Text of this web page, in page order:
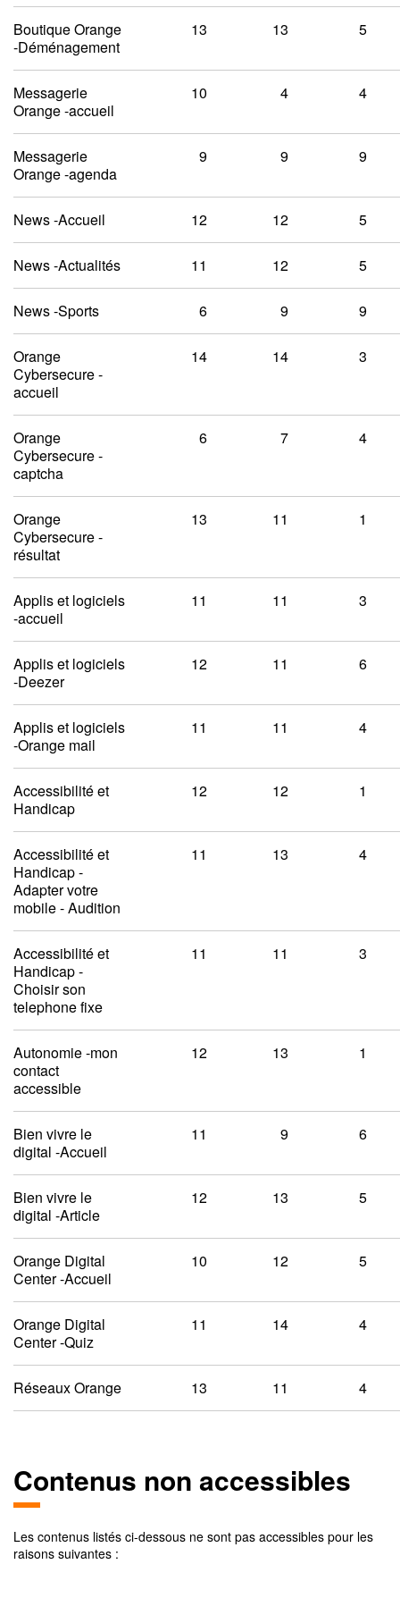
Boutique Orange
-Déménagement
13 13 5
Messagerie
Orange -accueil
10 4 4
Messagerie
Orange -agenda
9 9 9
News -Accueil 12 12 5
News -Actualités 11 12 5
News -Sports 6 9 9
Orange
Cybersecure -
accueil
14 14 3
Orange
Cybersecure -
captcha
6 7 4
Orange
Cybersecure -
résultat
13 11 1
Applis et logiciels
-accueil
11 11 3
Applis et logiciels
-Deezer
12 11 6
Applis et logiciels
-Orange mail
11 11 4
Accessibilité et
Handicap
12 12 1
Accessibilité et
Handicap -
Adapter votre
mobile - Audition
11 13 4
Accessibilité et
Handicap -
Choisir son
telephone fixe
11 11 3
Autonomie -mon
contact
accessible
12 13 1
Bien vivre le
digital -Accueil
11 9 6
Bien vivre le
digital -Article
12 13 5
Orange Digital
Center -Accueil
10 12 5
Orange Digital
Center -Quiz
11 14 4
Réseaux Orange 13 11 4
Contenus non accessibles
Les contenus listés ci-dessous ne sont pas accessibles pour les
raisons suivantes :